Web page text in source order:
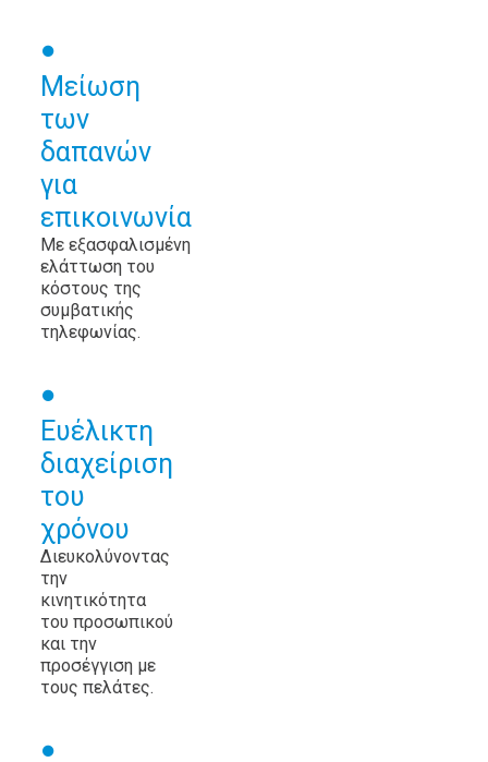
Μείωση
των
δαπανών
για
επικοινωνία
Με εξασφαλισμένη
ελάττωση του
κόστους της
συμβατικής
τηλεφωνίας.
Ευέλικτη
διαχείριση
του
χρόνου
Διευκολύνοντας
την
κινητικότητα
του προσωπικού
και την
προσέγγιση με
τους πελάτες.